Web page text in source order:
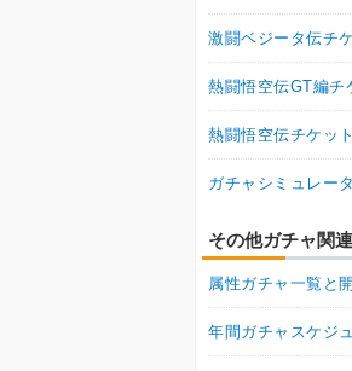
激闘ベジータ伝チ
熱闘悟空伝GT編チ
熱闘悟空伝チケッ
ガチャシミュレー
その他ガチャ関
属性ガチャ一覧と
年間ガチャスケジ